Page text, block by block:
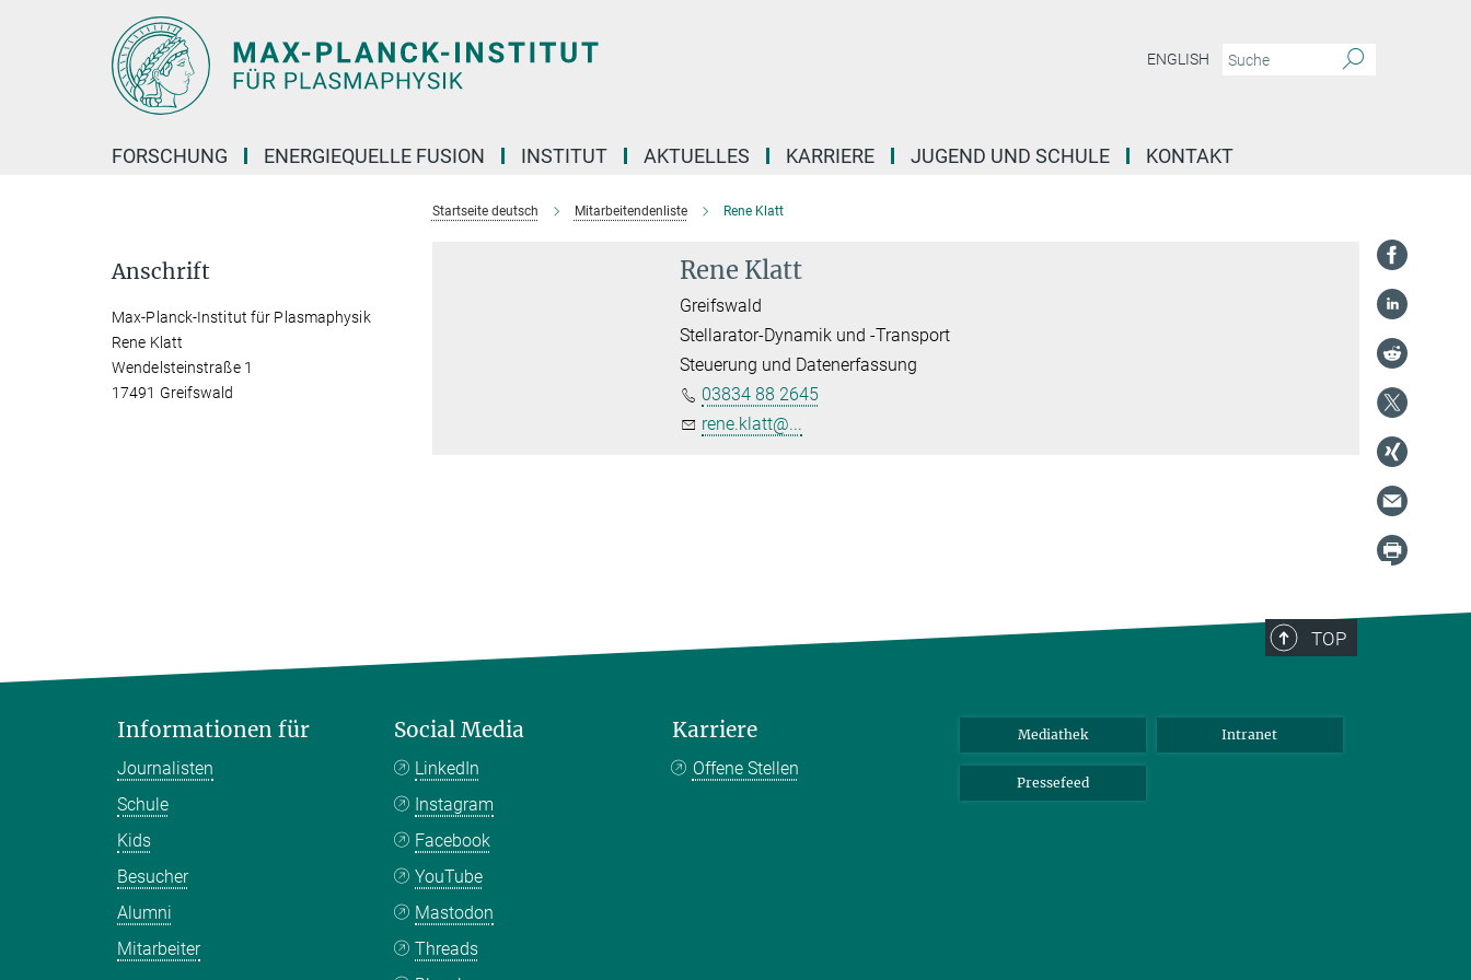
ENGLISH
FORSCHUNG ENERGIEQUELLE FUSION INSTITUT AKTUELLES KARRIERE JUGEND UND SCHULE KONTAKT
Startseite deutsch Mitarbeitendenliste Rene Klatt
Rene Klatt
Greifswald
Stellarator-Dynamik und -Transport
Steuerung und Datenerfassung
03834 88 2645
rene.klatt@...
Anschrift
Max-Planck-Institut für Plasmaphysik
Rene Klatt
Wendelsteinstraße 1
17491 Greifswald
TOP
Informationen für
Journalisten
Schule
Kids
Besucher
Alumni
Mitarbeiter
Social Media
LinkedIn
Instagram
Facebook
YouTube
Mastodon
Threads
Karriere
Offene Stellen
Mediathek Intranet
Pressefeed